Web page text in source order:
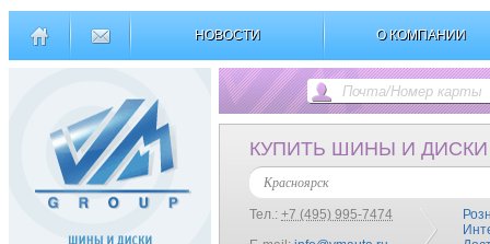
НОВОСТИ О КОМПАНИИ
КУПИТЬ ШИНЫ И ДИСКИ
Красноярск
Тел.: +7 (495) 995-7474